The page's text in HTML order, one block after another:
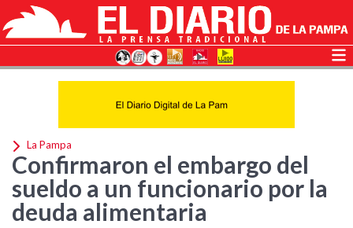
La Pampa
Confirmaron el embargo del
sueldo a un funcionario por la
deuda alimentaria